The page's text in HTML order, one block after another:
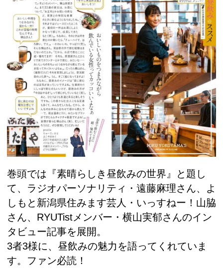
巻頭では『素晴らしき昼飲みの世界』と題し
て、ラジオパーソナリティ・遠藤麻理さん、よ
しもと新潟県住みます芸人・いっすねー！山脇
さん、RYUTistメンバー・横山実郁さんのイン
タビュー記事を展開。
3者3様に、昼飲みの魅力を語ってくれていま
す。ファン必読！